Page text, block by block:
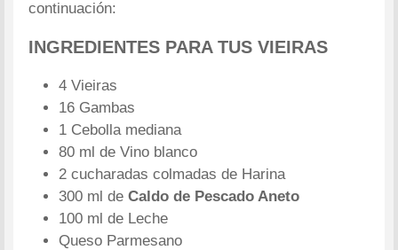
continuación:
INGREDIENTES PARA TUS VIEIRAS
4 Vieiras
16 Gambas
1 Cebolla mediana
80 ml de Vino blanco
2 cucharadas colmadas de Harina
300 ml deCaldo de Pescado Aneto
100 ml de Leche
Queso Parmesano